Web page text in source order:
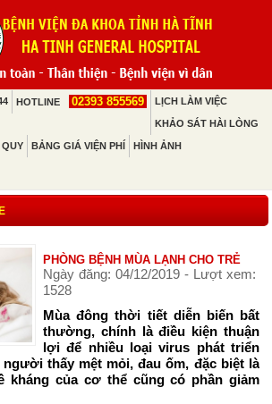
HOTLINE 02393 855569 LỊCH LÀM VIỆC
KHẢO SÁT HÀI LÒNG
BẢNG GIÁ VIỆN PHÍ HÌNH ẢNH
PHÒNG BỆNH MÙA LẠNH CHO TRẺ
Ngày đăng: 04/12/2019 - Lượt xem:
1528
Mùa đông thời tiết diễn biến bất
thường, chính là điều kiện thuận
lợi để nhiều loại virus phát triển
người thấy mệt mỏi, đau ốm, đặc biệt là
kháng của cơ thể cũng có phần giảm